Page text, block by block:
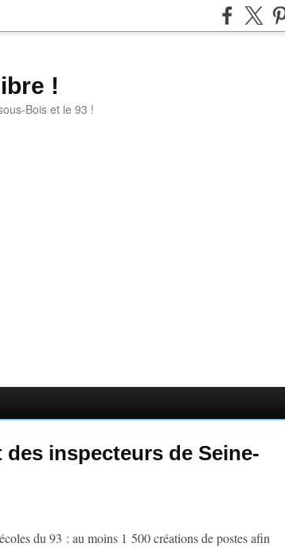
!
Bois et le 93 !
des inspecteurs de Seine-
du 93 : au moins 1 500 créations de postes afin